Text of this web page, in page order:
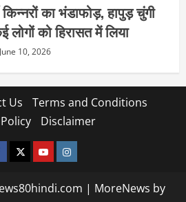
का भंडाफोड़, हापुड़ चुंगी
लोगों को हिरासत में लिया
June 10, 2026
Us
Terms and Conditions
Disclaimer
twitterYOUTUBE
instagram
| MoreNews by